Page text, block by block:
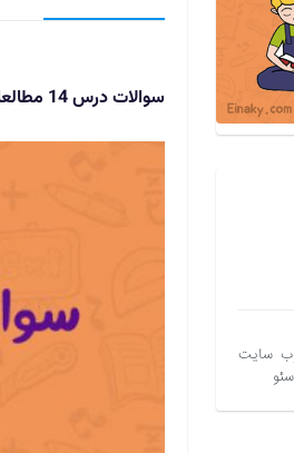
سایت
سوالات درس 14 مطالعات نهم با جواب